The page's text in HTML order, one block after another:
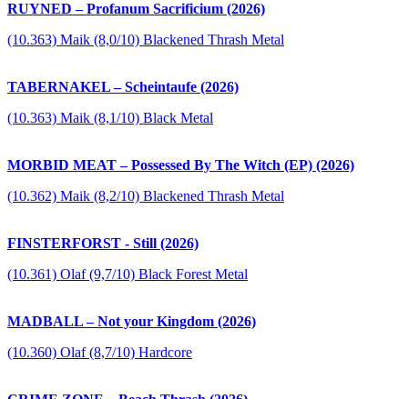
RUYNED – Profanum Sacrificium (2026)
(10.363) Maik (8,0/10) Blackened Thrash Metal
TABERNAKEL – Scheintaufe (2026)
(10.363) Maik (8,1/10) Black Metal
MORBID MEAT – Possessed By The Witch (EP) (2026)
(10.362) Maik (8,2/10) Blackened Thrash Metal
FINSTERFORST - Still (2026)
(10.361) Olaf (9,7/10) Black Forest Metal
MADBALL – Not your Kingdom (2026)
(10.360) Olaf (8,7/10) Hardcore